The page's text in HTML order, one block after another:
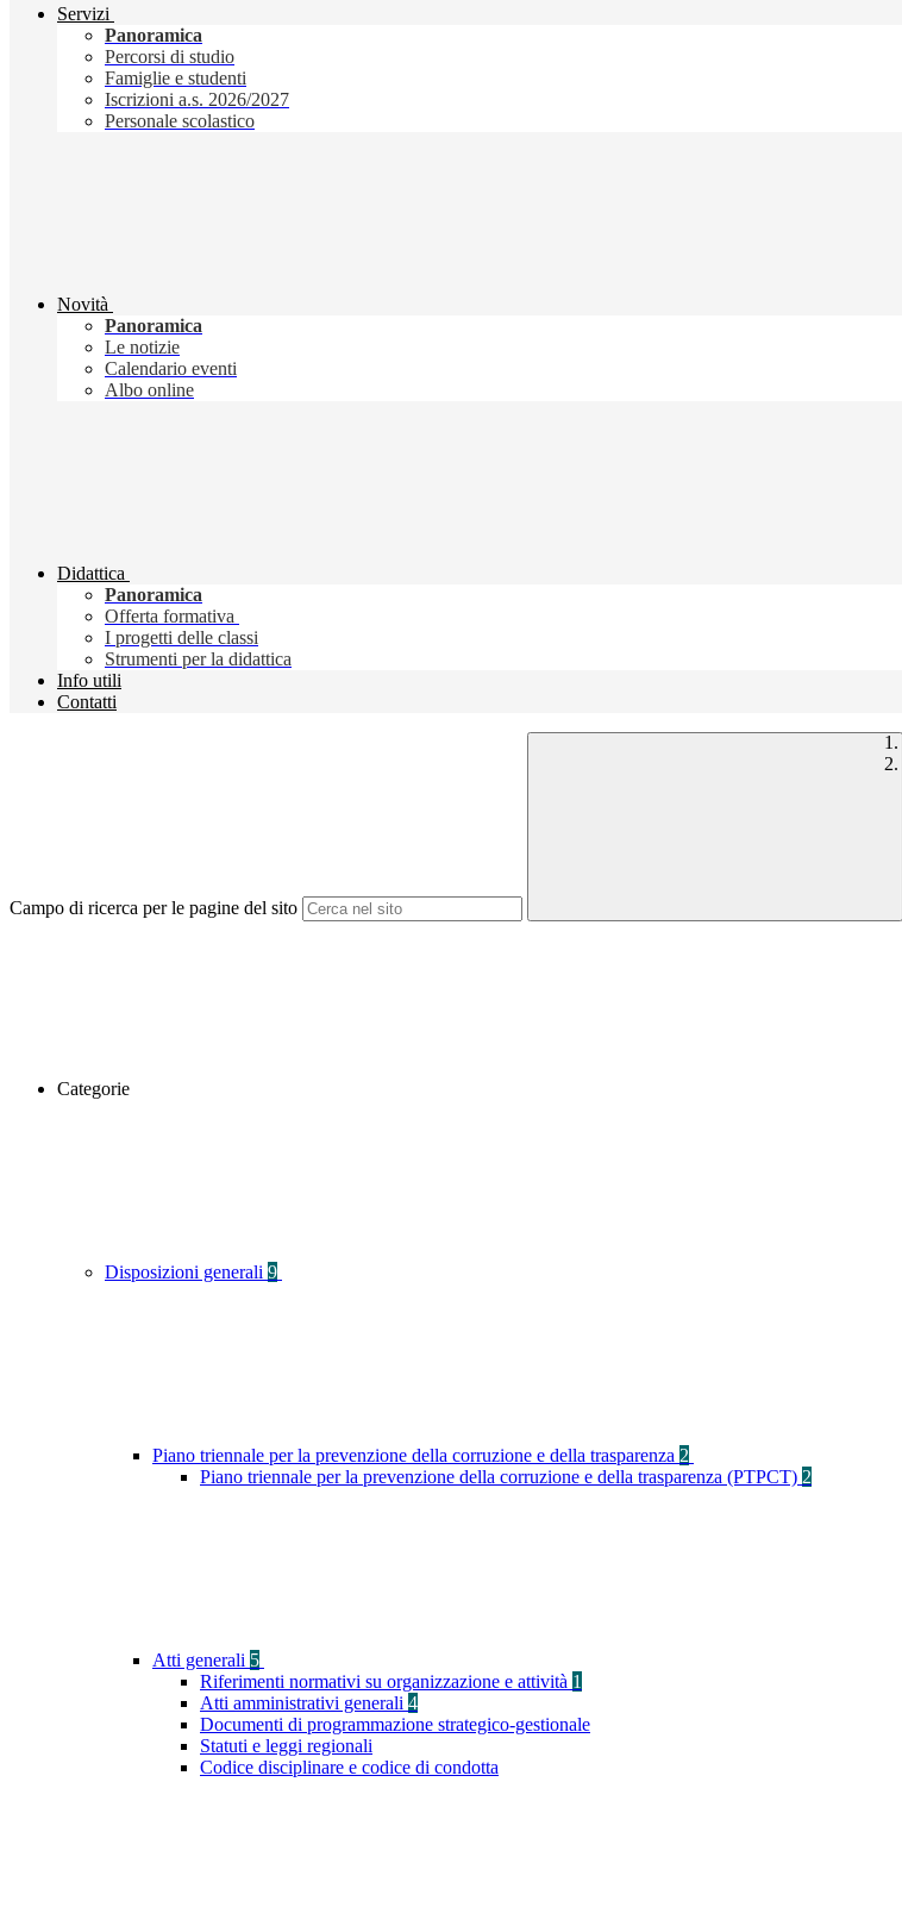
Servizi
Panoramica
Percorsi di studio
Famiglie e studenti
Iscrizioni a.s. 2026/2027
Personale scolastico
Novità
Panoramica
Le notizie
Calendario eventi
Albo online
Didattica
Panoramica
Offerta formativa
I progetti delle classi
Strumenti per la didattica
Info utili
Contatti
Campo di ricerca per le pagine del sito
Categorie
Disposizioni generali 9
Piano triennale per la prevenzione della corruzione e della trasparenza 2
Piano triennale per la prevenzione della corruzione e della trasparenza (PTPCT) 2
Atti generali 5
Riferimenti normativi su organizzazione e attività 1
Atti amministrativi generali 4
Documenti di programmazione strategico-gestionale
Statuti e leggi regionali
Codice disciplinare e codice di condotta